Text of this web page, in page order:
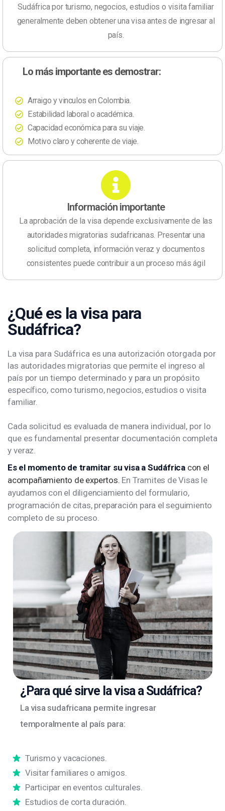
Sudáfrica por turismo, negocios, estudios o visita familiar
generalmente deben obtener una visa antes de ingresar al
país.
Lo más importante es demostrar:
Arraigo y vinculos en Colombia.
Estabilidad laboral o académica.
Capacidad económica para su viaje.
Motivo claro y coherente de viaje.
Información importante
La aprobación de la visa depende exclusivamente de las
autoridades migratorias sudafricanas. Presentar una
solicitud completa, información veraz y documentos
consistentes puede contribuir a un proceso más ágil
¿Qué es la visa para
Sudáfrica?
La visa para Sudáfrica es una autorización otorgada por
las autoridades migratorias que permite el ingreso al
país por un tiempo determinado y para un propósito
específico, como turismo, negocios, estudios o visita
familiar.
Cada solicitud es evaluada de manera individual, por lo
que es fundamental presentar documentación completa
y veraz.
Es el momento de tramitar su visa a Sudáfrica con el
acompañamiento de expertos. En Tramites de Visas le
ayudamos con el diligenciamiento del formulario,
programación de citas, preparación para el seguimiento
completo de su proceso.
¿Para qué sirve la visa a Sudáfrica?
La visa sudafricana permite ingresar
temporalmente al país para:
Turismo y vacaciones.
Visitar familiares o amigos.
Participar en eventos culturales.
Estudios de corta duración.